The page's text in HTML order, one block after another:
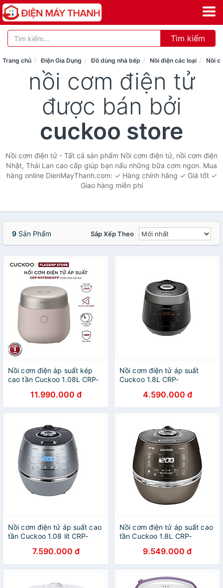
Tìm kiếm
Trang chủ Điện Gia Dụng Đồ dùng nhà bếp Nồi điện các loại Nồi
nồi cơm điện tử
được bán bởi
cuckoo store
Nồi cơm điện tử - Tất cả sản phẩm Nồi cơm điện tử, nồi cơm điện
Nhật, Thái Lan cao cấp giúp bạn nấu những bữa cơm ngon. Mua
hàng online DienMayThanh.com: ✓ Hàng chính hãng ✓ Giá tốt ✓
Giao hàng miễn phí
9 Sản Phẩm Sắp Xếp Theo
Nồi cơm điện áp suất kép
cao tần Cuckoo 1.08L CRP-
đất- công nghệ áp suất xi
lanh hiện đại, giúp giảm
tiếng ồn- Lòng nồi phủ men
Xwall độc quyền- Bảo hành
2 năm - Hàng chính hãng
Cuckoovina
11.990.000 đ
Nồi cơm điện tử áp suất
Cuckoo 1.8L CRP-
men - Hàng chính hãng
4.590.000 đ
Nồi cơm điện tử áp suất cao
tần Cuckoo 1.08 lít CRP-
hàng nội địa ngôn ngữ tiếng
Hàn - Hàng chính hãng
Cuckoovina
7.590.000 đ
Nồi cơm điện tử áp suất cao
tần Cuckoo 1.8L CRP-
Hàng chính hãng
9.549.000 đ